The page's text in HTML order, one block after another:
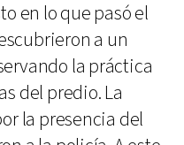
en lo que pasó el
a un
la práctica
del predio. La
la presencia del